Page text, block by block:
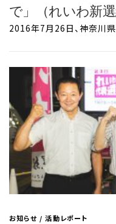
で」（れいわ新
2016年7月26日、神奈川
お知らせ/活動レポート